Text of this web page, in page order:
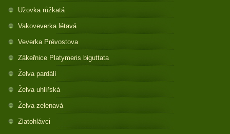
Užovka růžkatá
Vakoveverka létavá
Veverka Prévostova
Zákeřnice Platymeris biguttata
Želva pardálí
Želva uhlířská
Želva zelenavá
Zlatohlávci